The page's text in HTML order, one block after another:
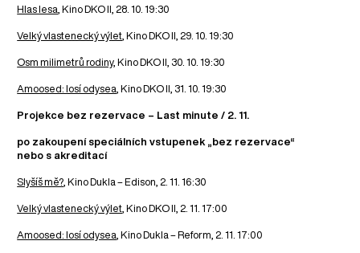
Hlas lesa , Kino DKO II, 28. 10. 19:30
Velký vlastenecký výlet , Kino DKO II, 29. 10. 19:30
Osm milimetrů rodiny, Kino DKO II, 30. 10. 19:30
Amoosed: losí odysea , Kino DKO II, 31. 10. 19:30
Projekce bez rezervace – Last minute / 2. 11.
po zakoupení speciálních vstupenek „bez rezervace“
nebo s akreditací
Slyšíš mě? , Kino Dukla – Edison, 2. 11. 16:30
Velký vlastenecký výlet , Kino DKO II, 2. 11. 17:00
Amoosed: losí odysea , Kino Dukla – Reform, 2. 11. 17:00